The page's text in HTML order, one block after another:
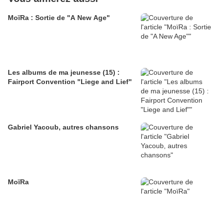
MoïRa : Sortie de "A New Age"
Les albums de ma jeunesse (15) :
Fairport Convention "Liege and Lief"
Gabriel Yacoub, autres chansons
MoïRa